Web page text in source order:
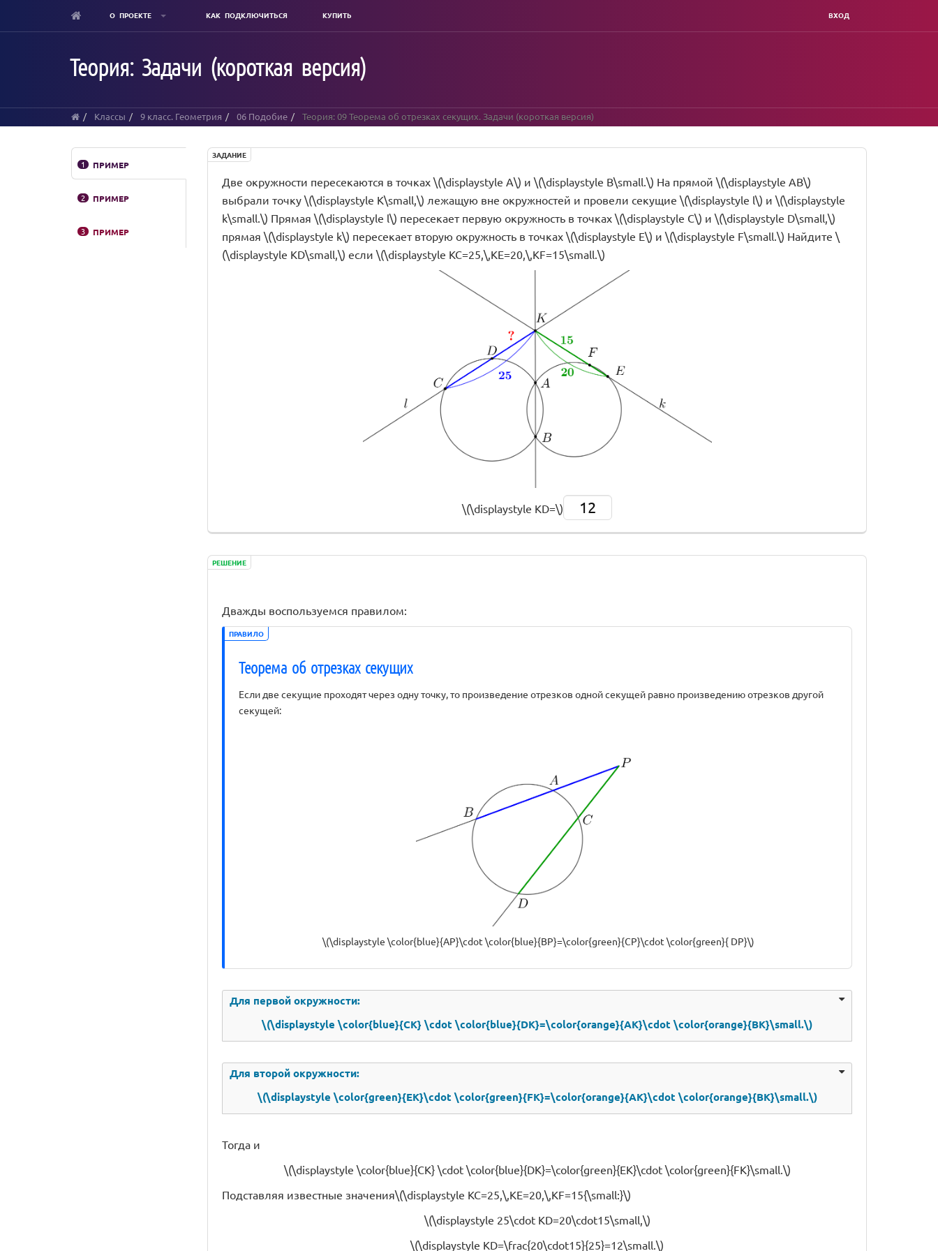
О ПРОЕКТЕ КАК ПОДКЛЮЧИТЬСЯ КУПИТЬ ВХОД
Теория: Задачи (короткая версия)
Классы 9 класс. Геометрия 06 Подобие Теория: 09 Теорема об отрезках секущих. Задачи (короткая версия)
1 ПРИМЕР
2 ПРИМЕР
3 ПРИМЕР
ЗАДАНИЕ
Две окружности пересекаются в точках \(\displaystyle A\) и \(\displaystyle B\small.\) На прямой \(\displaystyle AB\)
выбрали точку \(\displaystyle K\small,\) лежащую вне окружностей и провели секущие \(\displaystyle l\) и \(\displaystyle
k\small.\) Прямая \(\displaystyle l\) пересекает первую окружность в точках \(\displaystyle C\) и \(\displaystyle D\small,\)
прямая \(\displaystyle k\) пересекает вторую окружность в точках \(\displaystyle E\) и \(\displaystyle F\small.\) Найдите \
(\displaystyle KD\small,\) если \(\displaystyle KC=25,\,KE=20,\,KF=15\small.\)
\(\displaystyle KD=\) 12
РЕШЕНИЕ
Дважды воспользуемся правилом:
ПРАВИЛО
Теорема об отрезках секущих
Если две секущие проходят через одну точку, то произведение отрезков одной секущей равно произведению отрезков другой
секущей:
\(\displaystyle \color{blue}{AP}\cdot \color{blue}{BP}=\color{green}{CP}\cdot \color{green}{ DP}\)
Для первой окружности:
\(\displaystyle \color{blue}{CK} \cdot \color{blue}{DK}=\color{orange}{AK}\cdot \color{orange}{BK}\small.\)
Для второй окружности:
\(\displaystyle \color{green}{EK}\cdot \color{green}{FK}=\color{orange}{AK}\cdot \color{orange}{BK}\small.\)
Тогда и
\(\displaystyle \color{blue}{CK} \cdot \color{blue}{DK}=\color{green}{EK}\cdot \color{green}{FK}\small.\)
Подставляя известные значения\(\displaystyle KC=25,\,KE=20,\,KF=15{\small:}\)
\(\displaystyle 25\cdot KD=20\cdot15\small,\)
\(\displaystyle KD=\frac{20\cdot15}{25}=12\small.\)